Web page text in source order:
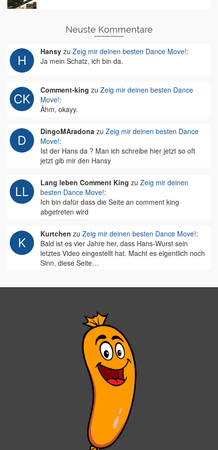
Neuste Kommentare
Hansy zu Zeig mir deinen besten Dance Move!:
Ja mein Schatz, ich bin da.
Comment-king zu Zeig mir deinen besten Dance
Move!:
Ähm, okayy.
DingoMAradona zu Zeig mir deinen besten Dance
Move!:
Ist der Hans da ? Man ich schreibe hier jetzt so oft
jetzt gib mir den Hansy
Lang leben Comment King zu Zeig mir deinen
besten Dance Move!:
Ich bin dafür dass die Seite an comment king
abgetreten wird
Kurtchen zu Zeig mir deinen besten Dance Move!:
Bald ist es vier Jahre her, dass Hans-Wurst sein
letztes Video eingestellt hat. Macht es eigentlich noch
Sinn, diese Seite…